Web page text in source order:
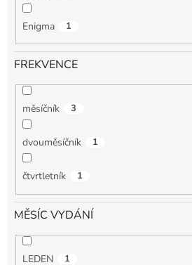
Enigma 1
FREKVENCE
měsíčník 3
dvouměsíčník 1
čtvrtletník 1
MĚSÍC VYDÁNÍ
LEDEN 1